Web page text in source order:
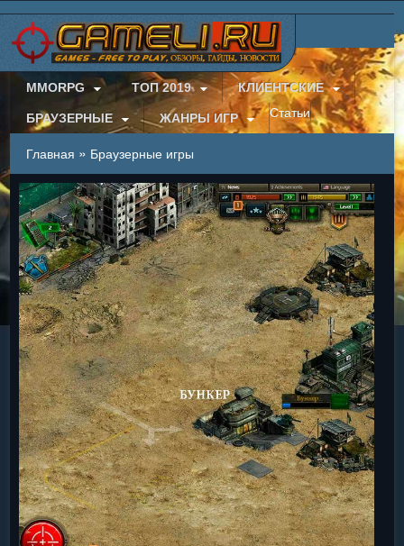
MMORPG ТОП 2019 КЛИЕНТСКИЕ
БРАУЗЕРНЫЕ ЖАНРЫ ИГР Статьи
Главная » Браузерные игры